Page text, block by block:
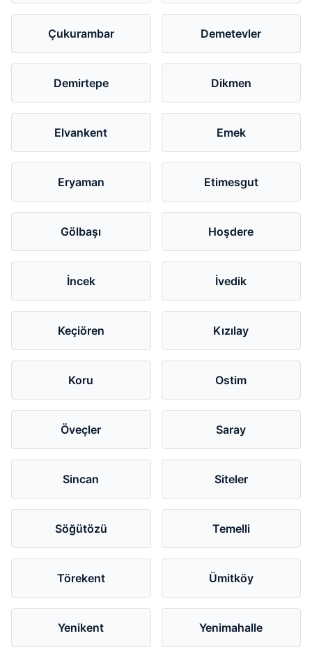
Çukurambar Demetevler
Demirtepe Dikmen
Elvankent Emek
Eryaman Etimesgut
Gölbaşı Hoşdere
İncek İvedik
Keçiören Kızılay
Koru Ostim
Öveçler Saray
Sincan Siteler
Söğütözü Temelli
Törekent Ümitköy
Yenikent Yenimahalle